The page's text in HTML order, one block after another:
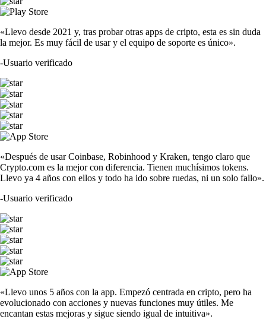
«Llevo desde 2021 y, tras probar otras apps de cripto, esta es sin duda
la mejor. Es muy fácil de usar y el equipo de soporte es único».
-Usuario verificado
«Después de usar Coinbase, Robinhood y Kraken, tengo claro que
Crypto.com es la mejor con diferencia. Tienen muchísimos tokens.
Llevo ya 4 años con ellos y todo ha ido sobre ruedas, ni un solo fallo».
-Usuario verificado
«Llevo unos 5 años con la app. Empezó centrada en cripto, pero ha
evolucionado con acciones y nuevas funciones muy útiles. Me
encantan estas mejoras y sigue siendo igual de intuitiva».